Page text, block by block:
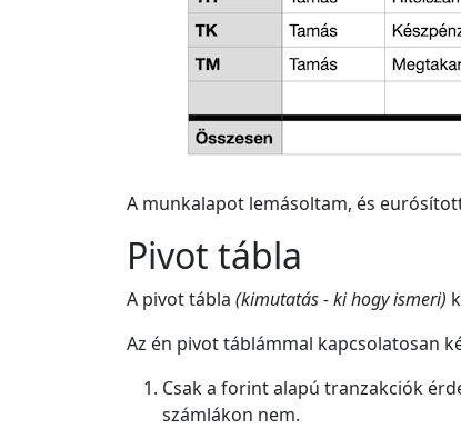
A munkalapot lemásoltam, és
Pivot tábla
A pivot tábla (kimutatás - ki hogy ismeri)
Az én pivot táblámmal kapcsolatosan
Csak a forint alapú tranzakciók
számlákon nem.